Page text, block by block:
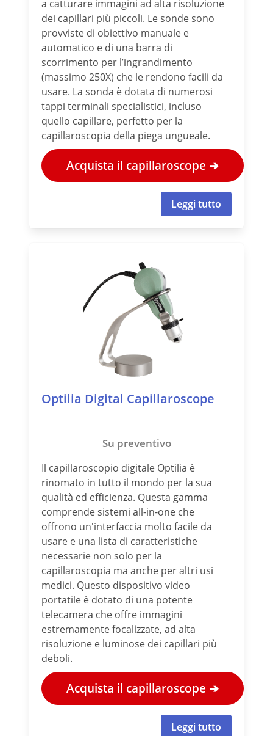
a catturare immagini ad alta risoluzione
dei capillari più piccoli. Le sonde sono
provviste di obiettivo manuale e
automatico e di una barra di
scorrimento per l’ingrandimento
(massimo 250X) che le rendono facili da
usare. La sonda è dotata di numerosi
tappi terminali specialistici, incluso
quello capillare, perfetto per la
capillaroscopia della piega ungueale.
Acquista il capillaroscope ➔
Leggi tutto
Optilia Digital Capillaroscope
Su preventivo
Il capillaroscopio digitale Optilia è
rinomato in tutto il mondo per la sua
qualità ed efficienza. Questa gamma
comprende sistemi all-in-one che
offrono un'interfaccia molto facile da
usare e una lista di caratteristiche
necessarie non solo per la
capillaroscopia ma anche per altri usi
medici. Questo dispositivo video
portatile è dotato di una potente
telecamera che offre immagini
estremamente focalizzate, ad alta
risoluzione e luminose dei capillari più
deboli.
Acquista il capillaroscope ➔
Leggi tutto